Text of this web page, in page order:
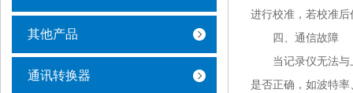
其他产品
通讯转换器
进行校准，若校准
四、通信故障
当记录仪无法与上
是否正确，如波特